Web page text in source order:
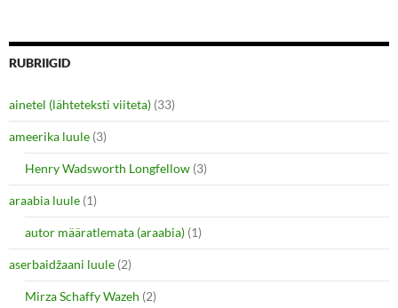
RUBRIIGID
ainetel (lähteteksti viiteta) (33)
ameerika luule (3)
Henry Wadsworth Longfellow (3)
araabia luule (1)
autor määratlemata (araabia) (1)
aserbaidžaani luule (2)
Mirza Schaffy Wazeh (2)